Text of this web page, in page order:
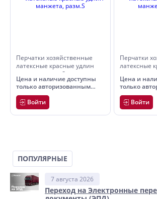
Перчатки хозяйственные
латексные красные удлин
манжета, разм.S
Цена и наличие доступны
только авторизованным
пользователям
Войти
Перчатки
латексные
манжета,
Цена и
только
Войти
ПОПУЛЯРНЫЕ
7 августа 2026
Переход на Электронные